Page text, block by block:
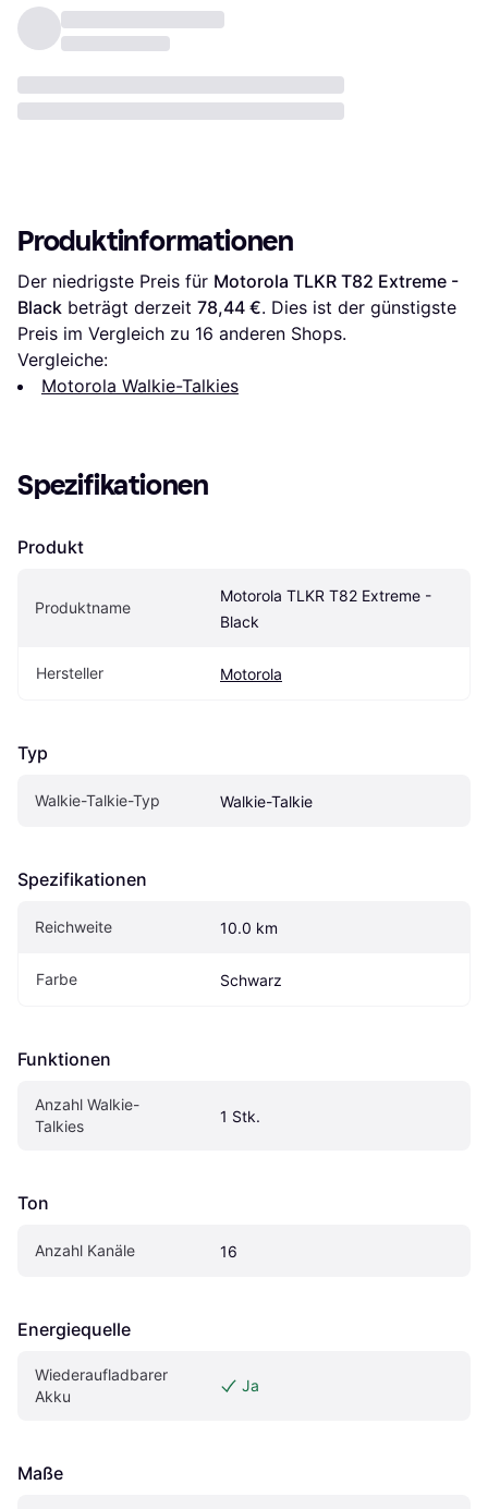
Produktinformationen
Der niedrigste Preis für Motorola TLKR T82 Extreme -
Black beträgt derzeit 78,44 €. Dies ist der günstigste
Preis im Vergleich zu 16 anderen Shops.
Vergleiche:
Motorola Walkie-Talkies
Spezifikationen
Produkt
Produktname
Motorola TLKR T82 Extreme -
Black
Hersteller Motorola
Typ
Walkie-Talkie-Typ Walkie-Talkie
Spezifikationen
Reichweite 10.0 km
Farbe Schwarz
Funktionen
Anzahl Walkie-
Talkies
1 Stk.
Ton
Anzahl Kanäle 16
Energiequelle
Wiederaufladbarer
Akku
Ja
Maße